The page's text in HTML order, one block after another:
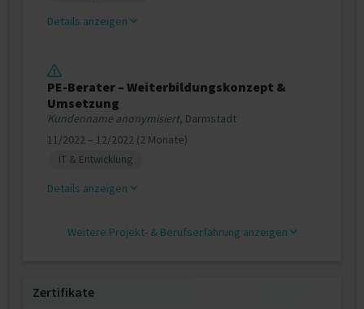
Details anzeigen
PE-Berater – Weiterbildungskonzept &
Umsetzung
Kundenname anonymisiert, Darmstadt
11/2022 – 12/2022 (2 Monate)
IT & Entwicklung
Details anzeigen
Weitere Projekt‐ & Berufserfahrung anzeigen
Zertifikate